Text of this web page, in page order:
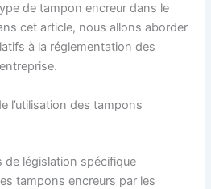
de tampon encreur dans le
cet article, nous allons aborder
à la réglementation des
l’utilisation des tampons
de législation spécifique
tampons encreurs par les